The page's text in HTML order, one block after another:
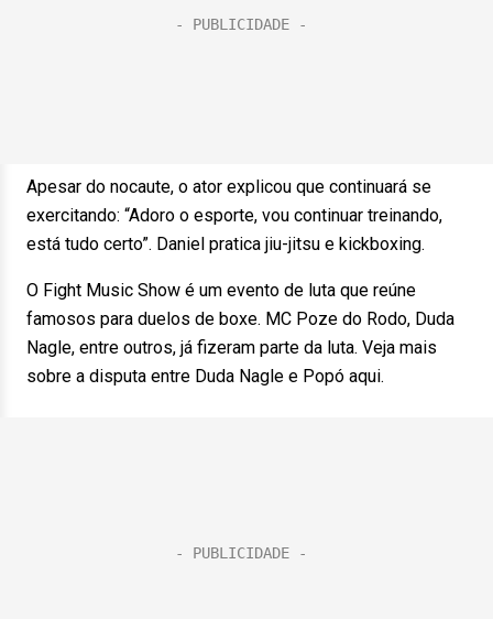
Apesar do nocaute, o ator explicou que continuará se
exercitando: “Adoro o esporte, vou continuar treinando,
está tudo certo”. Daniel pratica jiu-jitsu e kickboxing.
O Fight Music Show é um evento de luta que reúne
famosos para duelos de boxe. MC Poze do Rodo, Duda
Nagle, entre outros, já fizeram parte da luta. Veja mais
sobre a disputa entre Duda Nagle e Popó aqui.